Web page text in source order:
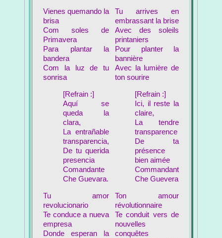
Vienes quemando la
brisa
Com soles de
Primavera
Para plantar la
bandera
Com la luz de tu
sonrisa
[Refrain :]
Aquí se
queda la
clara,
La entrañable
transparencia,
De tu querida
presencia
Comandante
Che Guevara.
Tu amor
revolucionario
Te conduce a nueva
empresa
Donde esperan la
Tu arrives en
embrassant la brise
Avec des soleils
printaniers
Pour planter la
bannière
Avec la lumière de
ton sourire
[Refrain :]
Ici, il reste la
claire,
La tendre
transparence
De ta
présence
bien aimée
Commandant
Che Guevera
Ton amour
révolutionnaire
Te conduit vers de
nouvelles
conquêtes